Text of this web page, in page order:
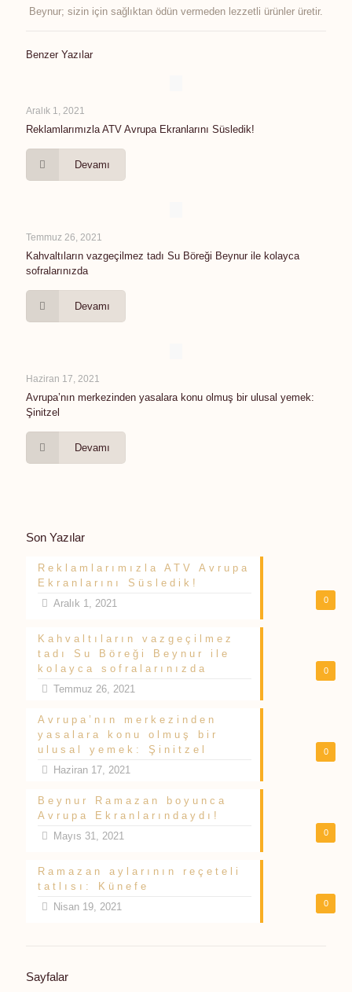
Beynur; sizin için sağlıktan ödün vermeden lezzetli ürünler üretir.
Benzer Yazılar
Aralık 1, 2021
Reklamlarımızla ATV Avrupa Ekranlarını Süsledik!
Devamı
Temmuz 26, 2021
Kahvaltıların vazgeçilmez tadı Su Böreği Beynur ile kolayca
sofralarınızda
Devamı
Haziran 17, 2021
Avrupa’nın merkezinden yasalara konu olmuş bir ulusal yemek:
Şinitzel
Devamı
Son Yazılar
0
Reklamlarımızla ATV Avrupa
Ekranlarını Süsledik!
Aralık 1, 2021
0
Kahvaltıların vazgeçilmez
tadı Su Böreği Beynur ile
kolayca sofralarınızda
Temmuz 26, 2021
0
Avrupa’nın merkezinden
yasalara konu olmuş bir
ulusal yemek: Şinitzel
Haziran 17, 2021
0
Beynur Ramazan boyunca
Avrupa Ekranlarındaydı!
Mayıs 31, 2021
0
Ramazan aylarının reçeteli
tatlısı: Künefe
Nisan 19, 2021
Sayfalar